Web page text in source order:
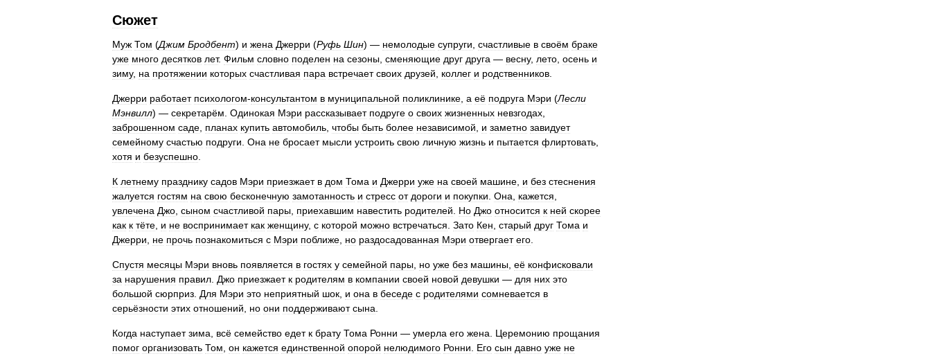
Сюжет
Муж Том (Джим Бродбент) и жена Джерри (Руфь Шин) — немолодые супруги счастливые в своём браке
уже много десятков лет. Фильм словно поделен на сезоны сменяющие друг друга — весну, лето осень и
зиму, на протяжении которых счастливая пара встречает своих друзей коллег и родственников
Джерри работает психологом-консультантом в муниципальной поликлинике а её подруга Мэри (Лесли
Мэнвилл) — секретарём Одинокая Мэри рассказывает подруге о своих жизненных невзгодах
заброшенном саде планах купить автомобиль чтобы быть более независимой и заметно завидует
семейному счастью подруги Она не бросает мысли устроить свою личную жизнь и пытается флиртовать
хотя и безуспешно
К летнему празднику садов Мэри приезжает в дом Тома и Джерри уже на своей машине и без стеснения
жалуется гостям на свою бесконечную замотанность и стресс от дороги и покупки Она кажется
увлечена Джо сыном счастливой пары приехавшим навестить родителей Но Джо относится к ней скорее
как к тёте и не воспринимает как женщину, с которой можно встречаться Зато Кен старый друг Тома и
Джерри
не прочь познакомиться с Мэри поближе но раздосадованная Мэри отвергает его
Спустя месяцы Мэри вновь появляется в гостях у семейной пары но уже без машины её конфисковали
за нарушения правил Джо приезжает к родителям в компании своей новой девушки — для них это
большой сюрприз Для Мэри это неприятный шок и она в беседе с родителями сомневается в
серьёзности этих отношений но они поддерживают сына
Когда наступает зима всё семейство едет к брату Тома Ронни — умерла его жена Церемонию прощания
помог организовать Том он кажется единственной опорой нелюдимого Ронни Его сын давно уже не